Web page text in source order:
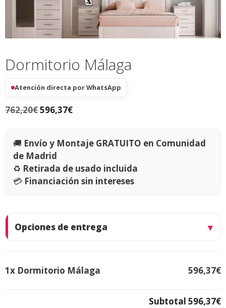
Dormitorio Málaga
Atención directa por WhatsApp
762,20€596,37€
🚚 Envío y Montaje GRATUITO en Comunidad
de Madrid
♻️ Retirada de usado incluida
💳 Financiación sin intereses
Opciones de entrega
1x Dormitorio Málaga 596,37€
Subtotal 596,37€